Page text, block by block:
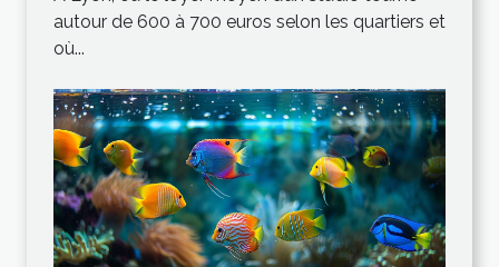
autour de 600 à 700 euros selon les quartiers et
où...